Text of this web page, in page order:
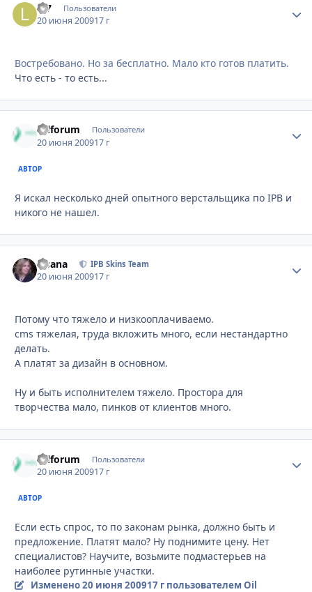
L-7 Пользователи
20 июня 200917 г
Востребовано. Но за бесплатно. Мало кто готов платить.
Что есть - то есть...
Oilforum Пользователи
20 июня 200917 г
АВТОР
Я искал несколько дней опытного верстальщика по IPB и
никого не нашел.
Fisana IPB Skins Team
20 июня 200917 г
Потому что тяжело и низкооплачиваемо.
cms тяжелая, труда вкложить много, если нестандартно
делать.
А платят за дизайн в основном.
Ну и быть исполнителем тяжело. Простора для
творчества мало, пинков от клиентов много.
Oilforum Пользователи
20 июня 200917 г
АВТОР
Если есть спрос, то по законам рынка, должно быть и
предложение. Платят мало? Ну поднимите цену. Нет
специалистов? Научите, возьмите подмастерьев на
наиболее рутинные участки.
Изменено20 июня 200917 гпользователем Oil